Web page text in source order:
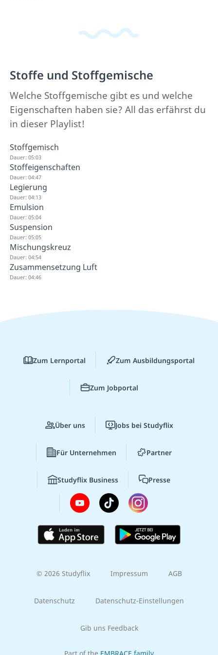
Stoffe und Stoffgemische
Welche Stoffgemische gibt es und welche
Eigenschaften haben sie? All das erfährst du
in dieser Playlist!
Stoffgemisch
Dauer: 05:03
Stoffeigenschaften
Dauer: 04:47
Legierung
Dauer: 04:13
Emulsion
Dauer: 05:04
Suspension
Dauer: 05:05
Mischungskreuz
Dauer: 04:54
Zusammensetzung Luft
Dauer: 04:46
Zum Lernportal Zum Ausbildungsportal
Zum Jobportal
Über uns Jobs bei Studyflix
Für Unternehmen Partner
Studyflix Business Presse
© 2026 Studyflix Impressum AGB
Datenschutz Datenschutz-Einstellungen
Gib uns Feedback